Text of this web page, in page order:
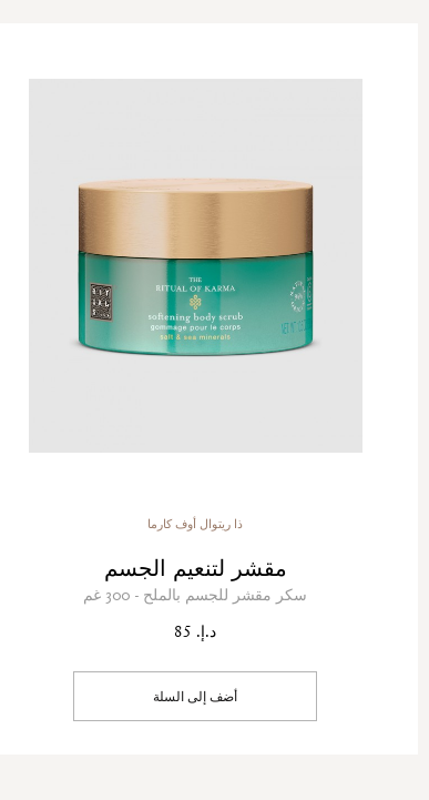
ذا ريتوال أوف كارما
مقشر لتنعيم الجسم
سكر مقشر للجسم بالملح - 300 غم
د.إ. 85
أضف إلى السلة